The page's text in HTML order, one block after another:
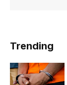
Trending